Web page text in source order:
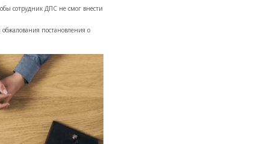
сотрудник ДПС не смог внести
постановления о